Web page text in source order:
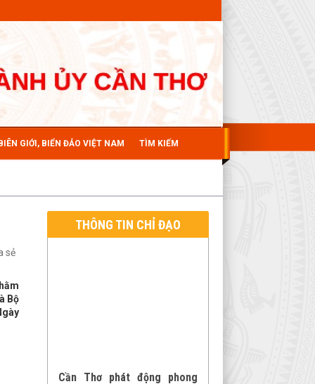
BIÊN GIỚI, BIỂN ĐẢO VIỆT NAM TÌM KIẾM
sẻ
Bộ
THÔNG TIN CHỈ ĐẠO
trào thi đua tổ chức các hoạt